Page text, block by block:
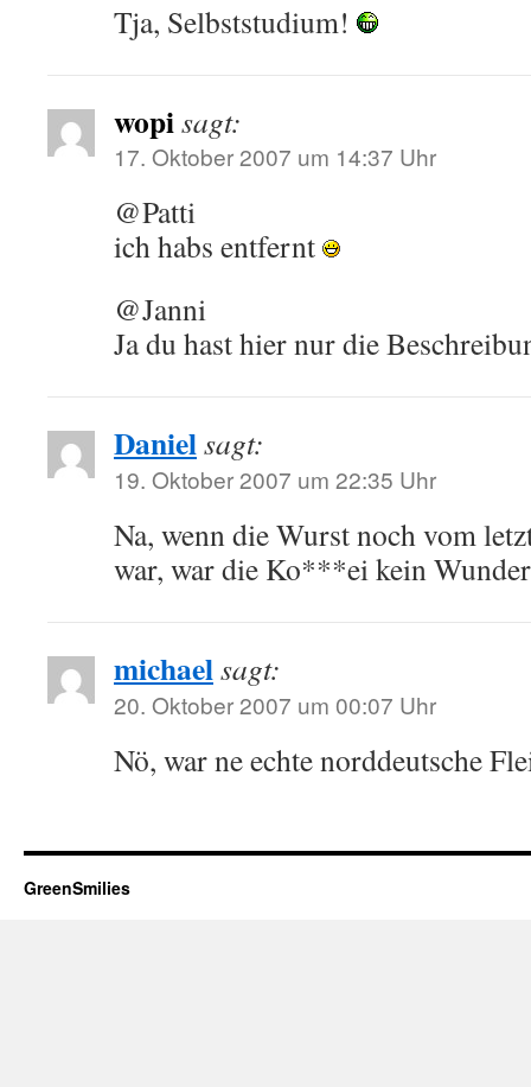
Tja, Selbststudium!
wopisagt:
17. Oktober 2007 um 14:37 Uhr
@Patti
ich habs entfernt
@Janni
Ja du hast hier nur die
Danielsagt:
19. Oktober 2007 um 22:35 Uhr
Na, wenn die Wurst noch vom
war, war die Ko***ei kein
michaelsagt:
20. Oktober 2007 um 00:07 Uhr
Nö, war ne echte norddeutsche
GreenSmilies